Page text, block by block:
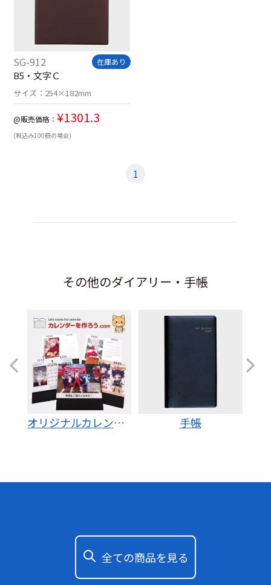
SG-912 在庫あり
B5・文字Ｃ
サイズ： 254×182mm
@販売価格： ¥1301.3
(税込み100冊の場合)
1
その他のダイアリー・手帳
オリジナルカレンダー 手帳
全ての商品を見る